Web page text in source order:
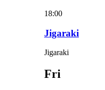
18:00
Jigaraki
Jigaraki
Fri